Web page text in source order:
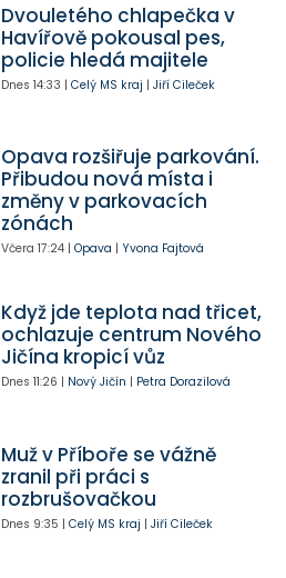
Dvouletého chlapečka v
Havířově pokousal pes,
policie hledá majitele
Dnes 14:33 | Celý MS kraj | Jiří Cileček
Opava rozšiřuje parkování.
Přibudou nová místa i
změny v parkovacích
zónách
Včera 17:24| Opava | Yvona Fajtová
Když jde teplota nad třicet,
ochlazuje centrum Nového
Jičína kropicí vůz
Dnes 11:26 | Nový Jičín | Petra Dorazilová
Muž v Příboře se vážně
zranil při práci s
rozbrušovačkou
Dnes 9:35 | Celý MS kraj | Jiří Cileček